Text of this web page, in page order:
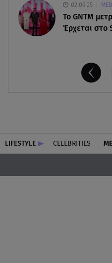
02.09.25
Το GNTM
Έρχεται στο
LIFESTYLE CELEBRITIES